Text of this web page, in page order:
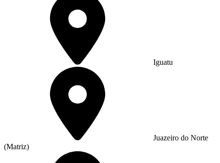
Iguatu
Juazeiro do Norte
(Matriz)